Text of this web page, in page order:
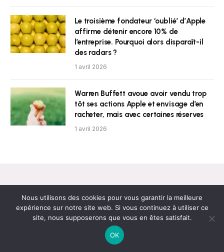
Le troisième fondateur ‘oublié’ d’Apple
affirme détenir encore 10% de
l’entreprise. Pourquoi alors disparaît-il
des radars ?
1 avril 2026
Warren Buffett avoue avoir vendu trop
tôt ses actions Apple et envisage d’en
racheter, mais avec certaines réserves
1 avril 2026
Newsletter
Obtenez les dernières nouvelles !
Nous utilisons des cookies pour vous garantir la meilleure
expérience sur notre site web. Si vous continuez à utiliser ce
site, nous supposerons que vous en êtes satisfait.
OK